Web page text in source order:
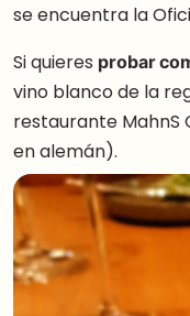
se encuentra la
Si quieres probar
vino blanco de la
restaurante MahnS
en alemán).